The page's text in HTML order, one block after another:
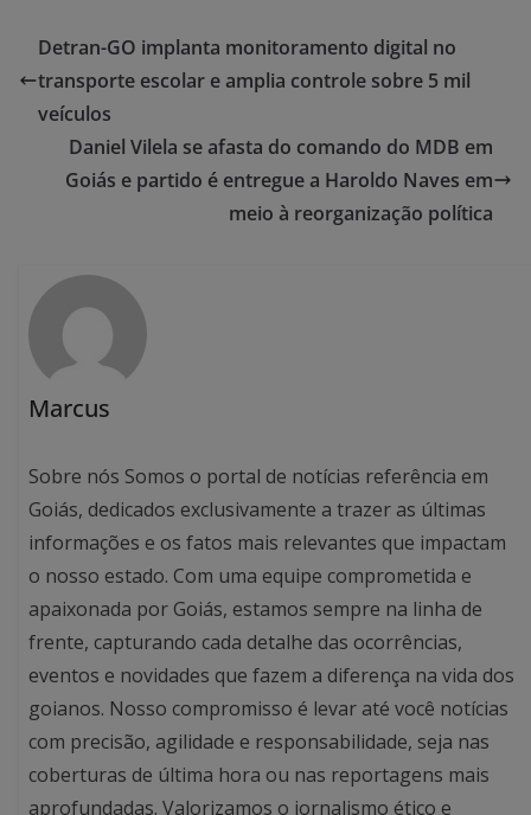
Detran-GO implanta monitoramento digital no
transporte escolar e amplia controle sobre 5 mil
veículos
Daniel Vilela se afasta do comando do MDB em
Goiás e partido é entregue a Haroldo Naves em
meio à reorganização política
Marcus
Sobre nós Somos o portal de notícias referência em
Goiás, dedicados exclusivamente a trazer as últimas
informações e os fatos mais relevantes que impactam
o nosso estado. Com uma equipe comprometida e
apaixonada por Goiás, estamos sempre na linha de
frente, capturando cada detalhe das ocorrências,
eventos e novidades que fazem a diferença na vida dos
goianos. Nosso compromisso é levar até você notícias
com precisão, agilidade e responsabilidade, seja nas
coberturas de última hora ou nas reportagens mais
aprofundadas. Valorizamos o jornalismo ético e